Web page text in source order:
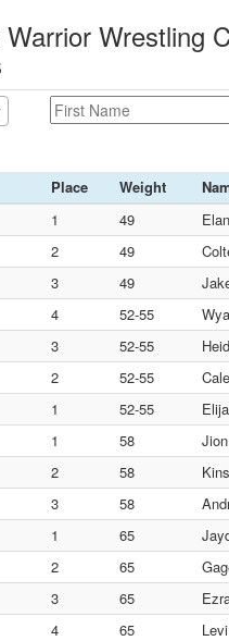
Wrestling
Place Weight
1 49
2 49
3 49
4 52-55
3 52-55
2 52-55
1 52-55
1 58
2 58
3 58
1 65
2 65
3 65
4 65